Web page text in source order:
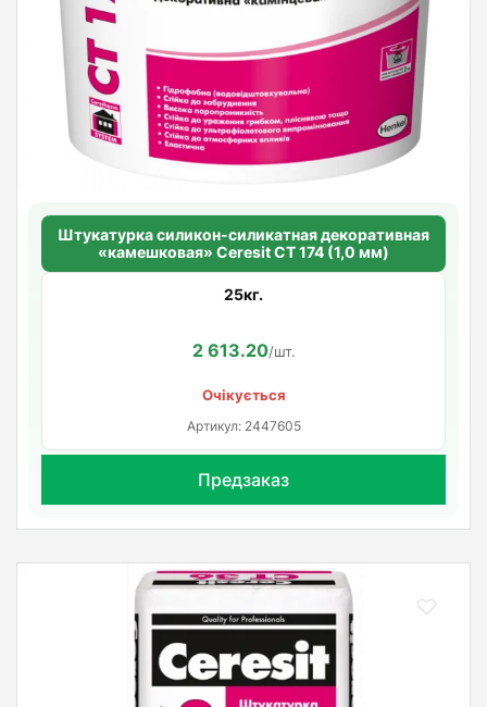
Штукатурка силикон-силикатная декоративная
«камешковая» Ceresit CT 174 (1,0 мм)
25кг.
2 613.20/шт.
Очікується
Артикул: 2447605
Предзаказ